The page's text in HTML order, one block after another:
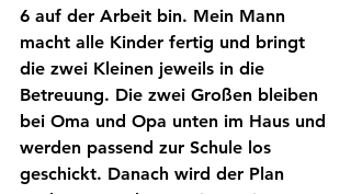
6 auf der Arbeit bin. Mein Mann
macht alle Kinder fertig und bringt
die zwei Kleinen jeweils in die
Betreuung. Die zwei Großen bleiben
bei Oma und Opa unten im Haus und
werden passend zur Schule los
geschickt. Danach wird der Plan